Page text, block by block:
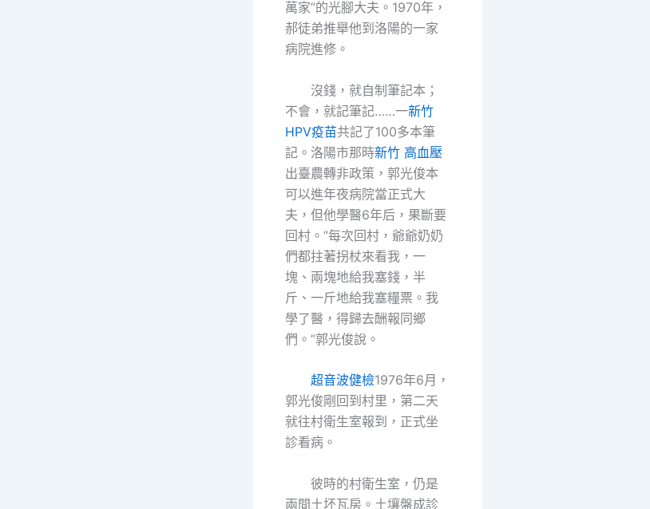
萬家”的光腳大夫。1970年，
郝徒弟推舉他到洛陽的一家
病院進修。
沒錢，就自制筆記本；
不會，就記筆記……一新竹
HPV疫苗共記了100多本筆
記。洛陽市那時新竹 高血壓
出臺農轉非政策，郭光俊本
可以進年夜病院當正式大
夫，但他學醫6年后，果斷要
回村。“每次回村，爺爺奶奶
們都拄著拐杖來看我，一
塊、兩塊地給我塞錢，半
斤、一斤地給我塞糧票。我
學了醫，得歸去酬報同鄉
們。”郭光俊說。
超音波健檢1976年6月，
郭光俊剛回到村里，第二天
就往村衛生室報到，正式坐
診看病。
彼時的村衛生室，仍是
兩間土坯瓦房。土壤盤成診